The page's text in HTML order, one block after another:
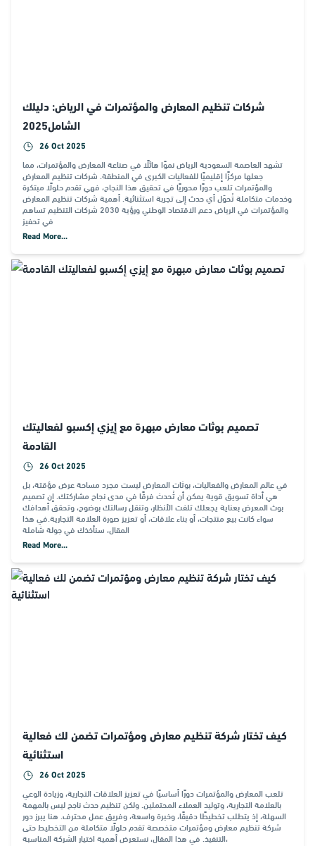
شركات تنظيم المعارض والمؤتمرات في الرياض: دليلك
الشامل2025
26 Oct 2025
تشهد العاصمة السعودية الرياض نموًا هائلًا في صناعة المعارض والمؤتمرات، مما
جعلها مركزًا إقليميًا للفعاليات الكبرى في المنطقة. شركات تنظيم المعارض
والمؤتمرات تلعب دورًا محوريًا في تحقيق هذا النجاح، فهي تقدم حلولًا مبتكرة
وخدمات متكاملة تُحوّل أي حدث إلى تجربة استثنائية. أهمية شركات تنظيم المعارض
والمؤتمرات في الرياض دعم الاقتصاد الوطني ورؤية 2030 شركات التنظيم تساهم
في تحفيز
Read More...
تصميم بوثات معارض مبهرة مع إيزي إكسبو لفعاليتك
القادمة
26 Oct 2025
في عالم المعارض والفعاليات، بوثات المعارض ليست مجرد مساحة عرض مؤقتة، بل
هي أداة تسويق قوية يمكن أن تُحدث فرقًا في مدى نجاح مشاركتك. إن تصميم
بوث المعرض بعناية يجعلك تلفت الأنظار، وتنقل رسالتك بوضوح، وتحقق أهدافك
سواء كانت بيع منتجات، أو بناء علاقات، أو تعزيز صورة العلامة التجارية.في هذا
المقال، سنأخذك في جولة شاملة
Read More...
كيف تختار شركة تنظيم معارض ومؤتمرات تضمن لك فعالية
استثنائية
26 Oct 2025
تلعب المعارض والمؤتمرات دورًا أساسيًا في تعزيز العلاقات التجارية، وزيادة الوعي
بالعلامة التجارية، وتوليد العملاء المحتملين. ولكن تنظيم حدث ناجح ليس بالمهمة
السهلة، إذ يتطلب تخطيطًا دقيقًا، وخبرة واسعة، وفريق عمل محترف. هنا يبرز دور
شركة تنظيم معارض ومؤتمرات متخصصة تقدم حلولًا متكاملة من التخطيط حتى
التنفيذ. في هذا المقال، نستعرض أهمية اختيار الشركة المناسبة،